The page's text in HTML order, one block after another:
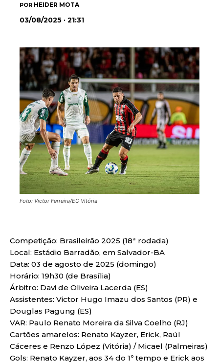
POR HEIDER MOTA
03/08/2025 · 21:31
Foto: Victor Ferreira/EC Vitória
Competição: Brasileirão 2025 (18ª rodada)
Local: Estádio Barradão, em Salvador-BA
Data: 03 de agosto de 2025 (domingo)
Horário: 19h30 (de Brasília)
Árbitro: Davi de Oliveira Lacerda (ES)
Assistentes: Victor Hugo Imazu dos Santos (PR) e
Douglas Pagung (ES)
VAR: Paulo Renato Moreira da Silva Coelho (RJ)
Cartões amarelos: Renato Kayzer, Erick, Raúl
Cáceres e Renzo López (Vitória) / Micael (Palmeiras)
Gols: Renato Kayzer, aos 34 do 1º tempo e Erick aos